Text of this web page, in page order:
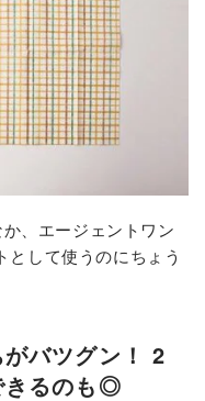
、エージェントワン
して使うのにちょう
バツグン！ 2
きるのも◎